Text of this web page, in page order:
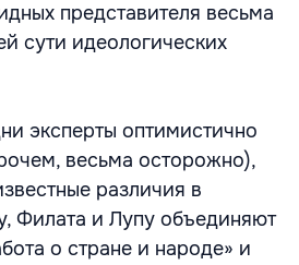
представителя весьма
сути идеологических
эксперты оптимистично
весьма осторожно),
различия в
Филата и Лупу объединяют
о стране и народе» и